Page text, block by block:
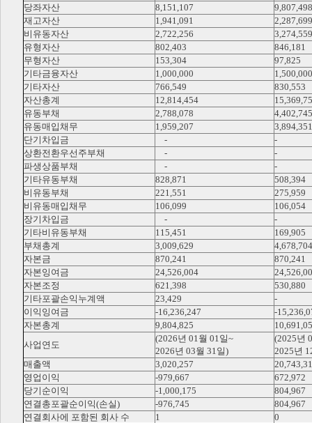
당좌자산
8,151,107
9,807,498
재고자산
1,941,091
2,287,699
비유동자산
2,722,256
3,274,559
유형자산
802,403
846,181
무형자산
153,304
97,825
기타금융자산
1,000,000
1,500,000
기타자산
766,549
830,553
자산총계
12,814,454
유동부채
2,788,078
4,402,745
유동매입채무
1,959,207
3,894,351
단기차입금
-
-
상환전환우선주부채
-
-
파생상품부채
-
-
기타유동부채
828,871
508,394
비유동부채
221,551
275,959
비유동매입채무
106,099
106,054
장기차입금
-
-
기타비유동부채
115,451
169,905
부채총계
3,009,629
4,678,704
자본금
870,241
870,241
자본잉여금
24,526,004
자본조정
621,398
530,880
기타포괄손익누계액
23,429
-
이익잉여금
-16,236,247
-
자본총계
9,804,825
사업연도
(2026년 01월 01일~
(2025년
2026년 03월 31일)
2025년
매출액
3,020,257
영업이익
-979,667
672,972
당기순이익
-1,000,175
804,967
연결총포괄순이익(손실)
-976,745
804,967
연결회사에 포함된 회사 수
1 0